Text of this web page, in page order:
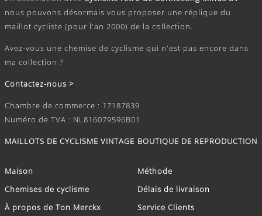
nous pouvons désormais vous proposer une réplique du
maillot cycliste (pour l'an 2000) de la collection.
Avez-vous une chemise de cyclisme qui n'est pas encore dans
ma collection ?
Contactez-nous >
Chambre de commerce : 17187839
Numéro de TVA : NL816079596B01
MAILLOTS DE CYCLISME VINTAGE
Maison
Chemises de cyclisme
À propos de Ton Merckx
BOUTIQUE DE REPRODUCTION
Méthode
Délais de livraison
Service Clients